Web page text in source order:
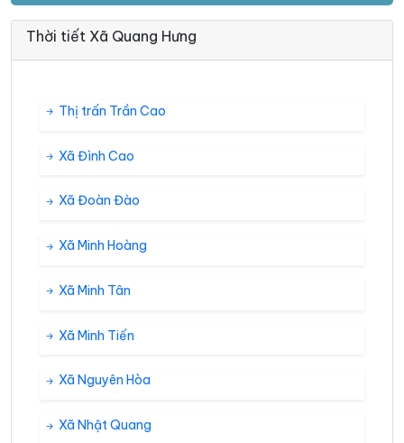
Thời tiết Xã Quang Hưng
Thị trấn Trần Cao
Xã Đình Cao
Xã Đoàn Đào
Xã Minh Hoàng
Xã Minh Tân
Xã Minh Tiến
Xã Nguyên Hòa
Xã Nhật Quang